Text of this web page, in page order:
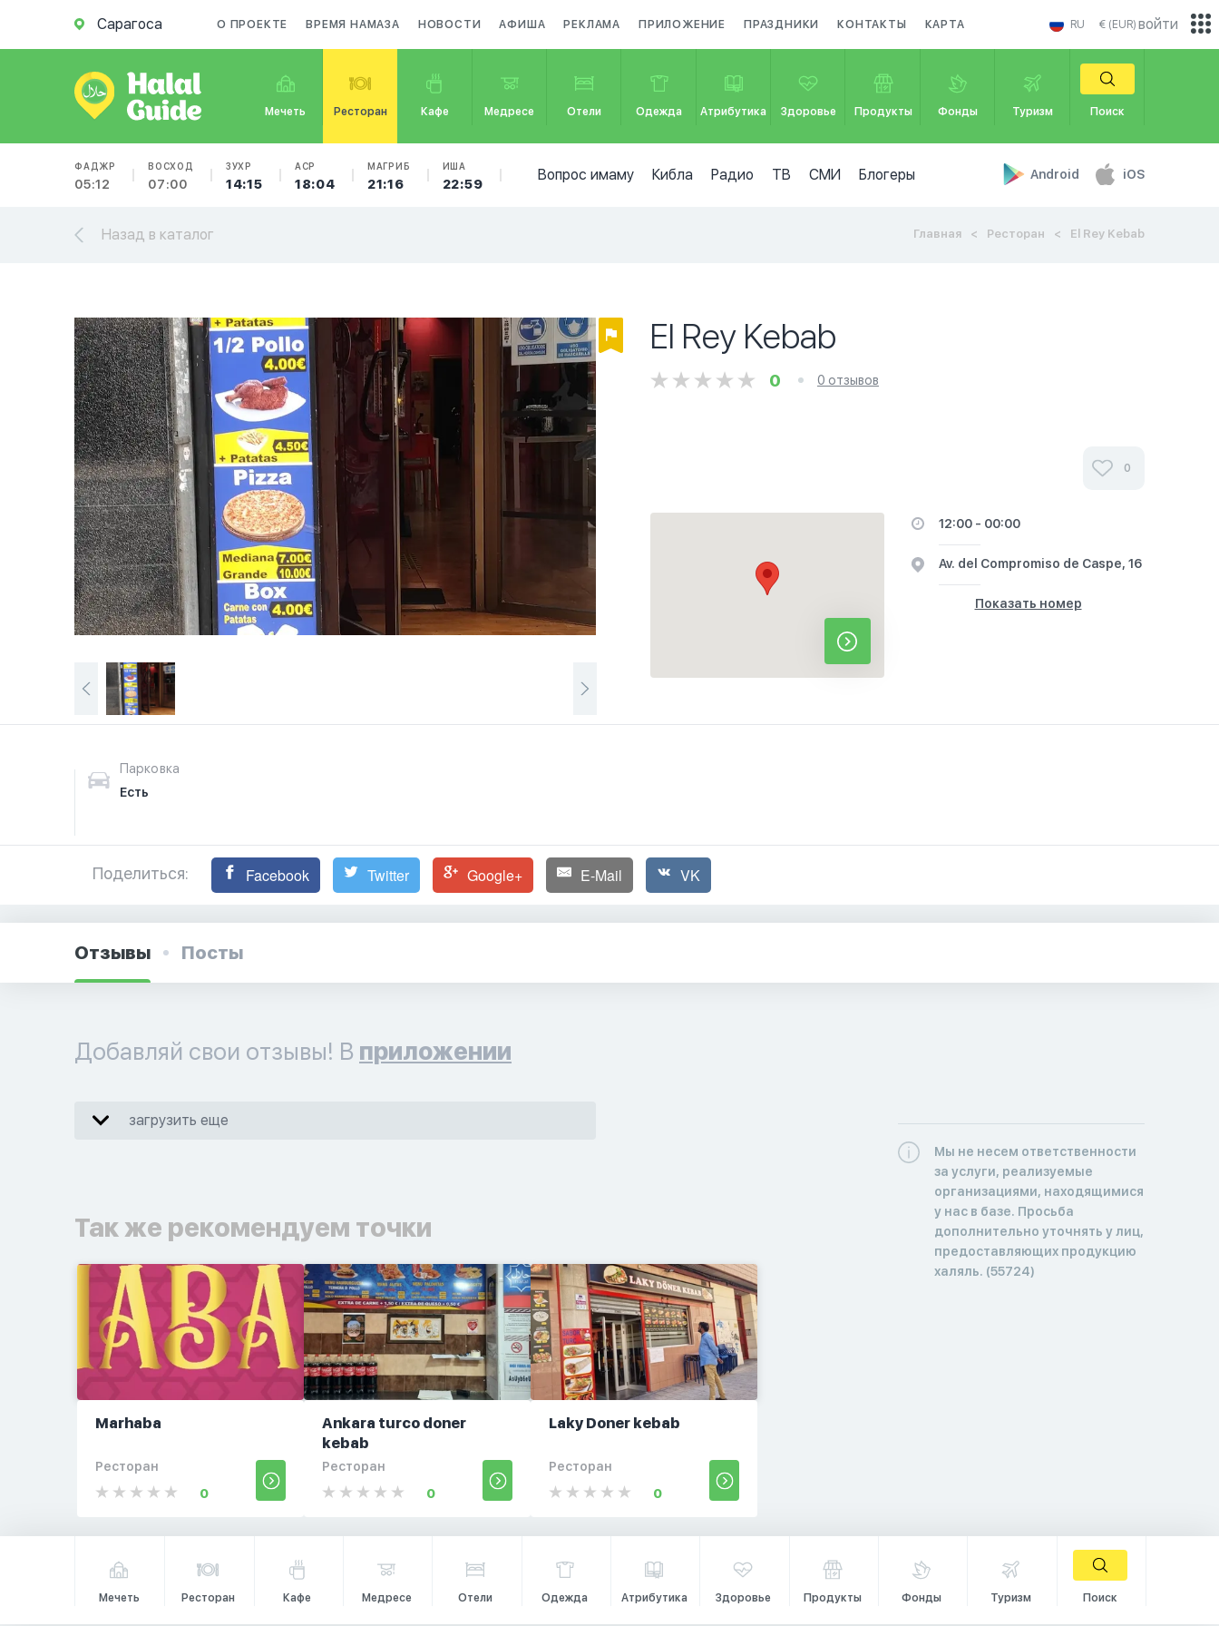
Сарагоса О ПРОЕКТЕ ВРЕМЯ НАМАЗА НОВОСТИ АФИША РЕКЛАМА ПРИЛОЖЕНИЕ ПРАЗДНИКИ КОНТАКТЫ КАРТА RU € (EUR)
Мечеть Ресторан Кафе Медресе Отели Одежда Атрибутика Здоровье Продукты Фонды Туризм Поиск
ФАДЖР
05:12
ВОСХОД
07:00
ЗУХР
14:15
АСР
18:04
МАГРИБ
21:16
ИША
22:59
Вопрос имаму Кибла Радио ТВ СМИ Блогеры Android iOS
войти
Назад в каталог Главная Ресторан El Rey Kebab
El Rey Kebab
0 0 отзывов
0
12:00 - 00:00
Av. del Compromiso de Caspe, 16
Показать номер
Парковка
Есть
Поделиться: Facebook Twitter Google+ E-Mail VK
Отзывы Посты
Добавляй свои отзывы! В приложении
загрузить еще
Так же рекомендуем точки
Marhaba
Ресторан
0
Ankara turco doner
kebab
Ресторан
0
Laky Doner kebab
Ресторан
0
Мы не несем ответственности
за услуги, реализуемые
организациями, находящимися
у нас в базе. Просьба
дополнительно уточнять у лиц,
предоставляющих продукцию
халяль. (55724)
Мечеть Ресторан Кафе Медресе Отели Одежда Атрибутика Здоровье Продукты Фонды Туризм Поиск